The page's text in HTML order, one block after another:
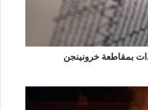
بمقاطعة خرونينجن